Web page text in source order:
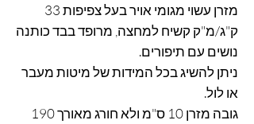
מזרן עשוי מגומי אויר בעל צפיפות 33
ק"ג/מ"ק קשיח למחצה, מרופד בבד כותנה
נושים עם תיפורים.
ניתן להשיג בכל המידות של מיטות מעבר
או לול.
גובה מזרן 10 ס"מ ולא חורג מאורך 190